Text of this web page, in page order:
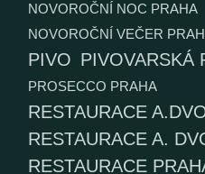
NOVOROČNÍ NOC PRAHA
NOVOROČNÍ VEČER
PIVO PIVOVARSKÁ
PROSECCO PRAHA
RESTAURACE
RESTAURACE A.
RESTAURACE